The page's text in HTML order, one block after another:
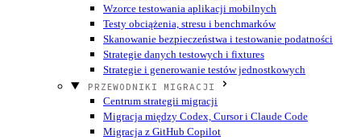
Wzorce testowania aplikacji mobilnych
Testy obciążenia, stresu i benchmarków
Skanowanie bezpieczeństwa i testowanie podatności
Strategie danych testowych i fixtures
Strategie i generowanie testów jednostkowych
PRZEWODNIKI MIGRACJI
Centrum strategii migracji
Migracja między Codex, Cursor i Claude Code
Migracja z GitHub Copilot